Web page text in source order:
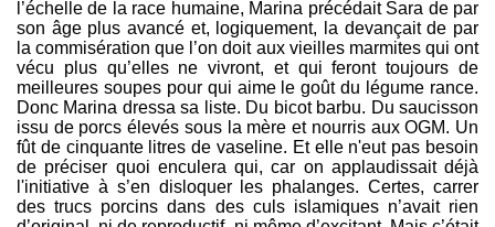
l’échelle de la race humaine, Marina précédait Sara de par
son âge plus avancé et, logiquement, la devançait de par
la commisération que l’on doit aux vieilles marmites qui ont
vécu plus qu’elles ne vivront, et qui feront toujours de
meilleures soupes pour qui aime le goût du légume rance.
Donc Marina dressa sa liste. Du bicot barbu. Du saucisson
issu de porcs élevés sous la mère et nourris aux OGM. Un
fût de cinquante litres de vaseline. Et elle n'eut pas besoin
de préciser quoi enculera qui, car on applaudissait déjà
l'initiative à s’en disloquer les phalanges. Certes, carrer
des trucs porcins dans des culs islamiques n’avait rien